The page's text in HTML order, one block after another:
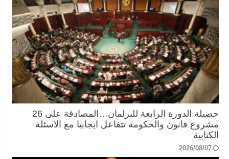
حصيلة الدورة الرابعة للبرلمان…المصادقة على 26
مشروع قانون والحكومة تتفاعل ايجابيا مع الاسئلة
الكتابية
2026/08/07